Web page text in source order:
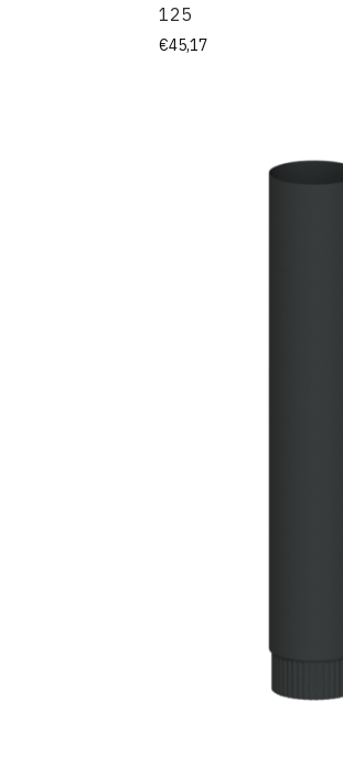
125
€45,17